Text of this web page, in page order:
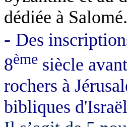
dédiée à Salomé.
- Des
8ème siècle
rochers à
bibliques